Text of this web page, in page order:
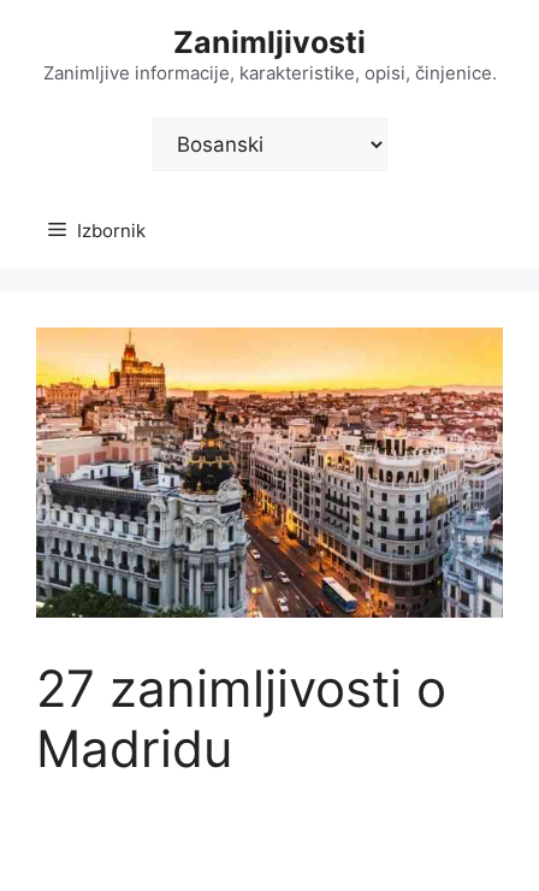
sadržaj
Zanimljivosti
Zanimljive informacije, karakteristike, opisi, činjenice.
Odaberite
Izbornik
27 zanimljivosti o
Madridu